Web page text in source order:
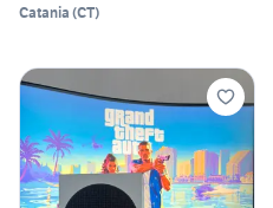
Catania (CT)